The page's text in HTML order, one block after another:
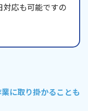
対応も可能ですの
に取り掛かることも